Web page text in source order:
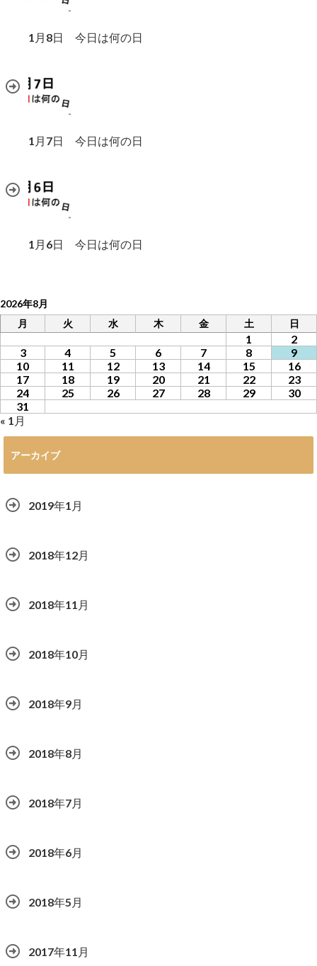
1月8日 今日は何の日
1月7日 今日は何の日
1月6日 今日は何の日
2026年8月
月
火 水 木 金 土 日
1
2
3
4 5 6 7 8
9
10
11 12 13 14 15
16
17
18 19 20 21 22
23
24
25 26 27 28 29
30
31
« 1月
アーカイブ
2019年1月
2018年12月
2018年11月
2018年10月
2018年9月
2018年8月
2018年7月
2018年6月
2018年5月
2017年11月